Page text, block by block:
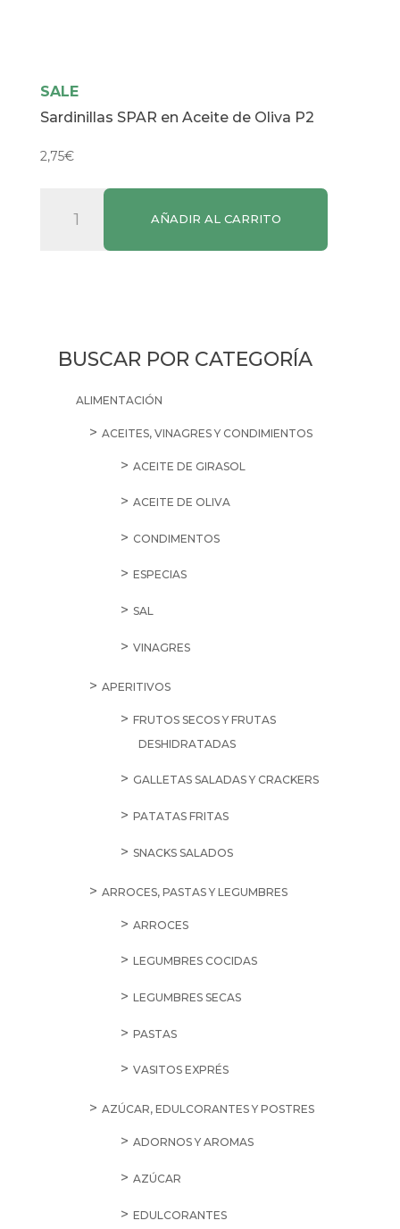
SALE
Sardinillas SPAR en Aceite de Oliva P2
2,75€
Sardinillas
SPAR
cantidad
AÑADIR AL CARRITO
BUSCAR POR CATEGORÍA
ALIMENTACIÓN
ACEITES, VINAGRES Y CONDIMIENTOS
ACEITE DE GIRASOL
ACEITE DE OLIVA
CONDIMENTOS
ESPECIAS
SAL
VINAGRES
APERITIVOS
FRUTOS SECOS Y FRUTAS
DESHIDRATADAS
GALLETAS SALADAS Y CRACKERS
PATATAS FRITAS
SNACKS SALADOS
ARROCES, PASTAS Y LEGUMBRES
ARROCES
LEGUMBRES COCIDAS
LEGUMBRES SECAS
PASTAS
VASITOS EXPRÉS
AZÚCAR, EDULCORANTES Y POSTRES
ADORNOS Y AROMAS
AZÚCAR
EDULCORANTES